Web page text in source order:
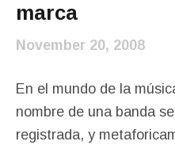
marca
November 20, 2008
En el mundo de la
nombre de una banda
registrada, y